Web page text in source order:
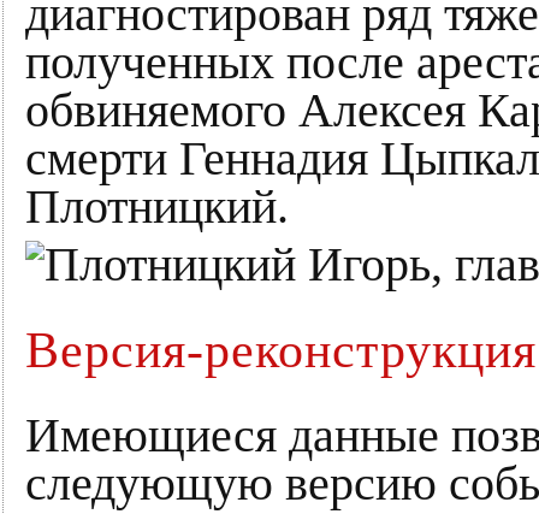
диагностирован ряд
полученных после
обвиняемого Алексея
смерти Геннадия
Плотницкий.
Версия-реконструкция
Имеющиеся данные
следующую версию